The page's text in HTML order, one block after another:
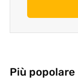
Più popolare